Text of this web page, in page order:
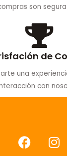
son
de
una
con
F
a
I
n